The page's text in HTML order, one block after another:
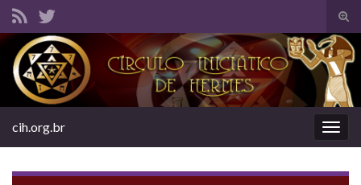
de
Search for:
cih.org.br